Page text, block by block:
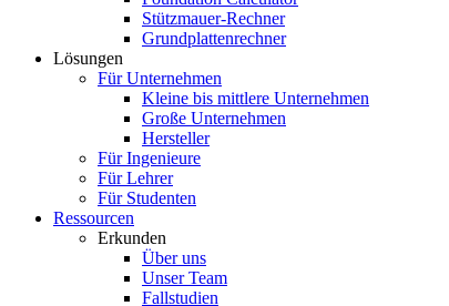
Stützmauer-Rechner
Grundplattenrechner
Lösungen
Für Unternehmen
Kleine bis mittlere Unternehmen
Große Unternehmen
Hersteller
Für Ingenieure
Für Lehrer
Für Studenten
Ressourcen
Erkunden
Über uns
Unser Team
Fallstudien